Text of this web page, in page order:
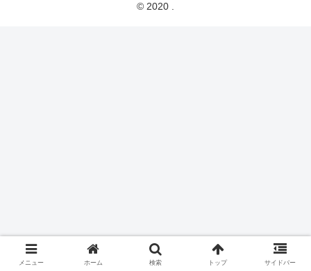
© 2020 .
メニュー ホーム 検索 トップ サイドバー